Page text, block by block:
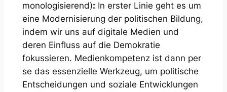
monologisierend): In erster Linie geht es um
eine Modernisierung der politischen Bildung,
indem wir uns auf digitale Medien und
deren Einfluss auf die Demokratie
fokussieren. Medienkompetenz ist dann per
se das essenzielle Werkzeug, um politische
Entscheidungen und soziale Entwicklungen